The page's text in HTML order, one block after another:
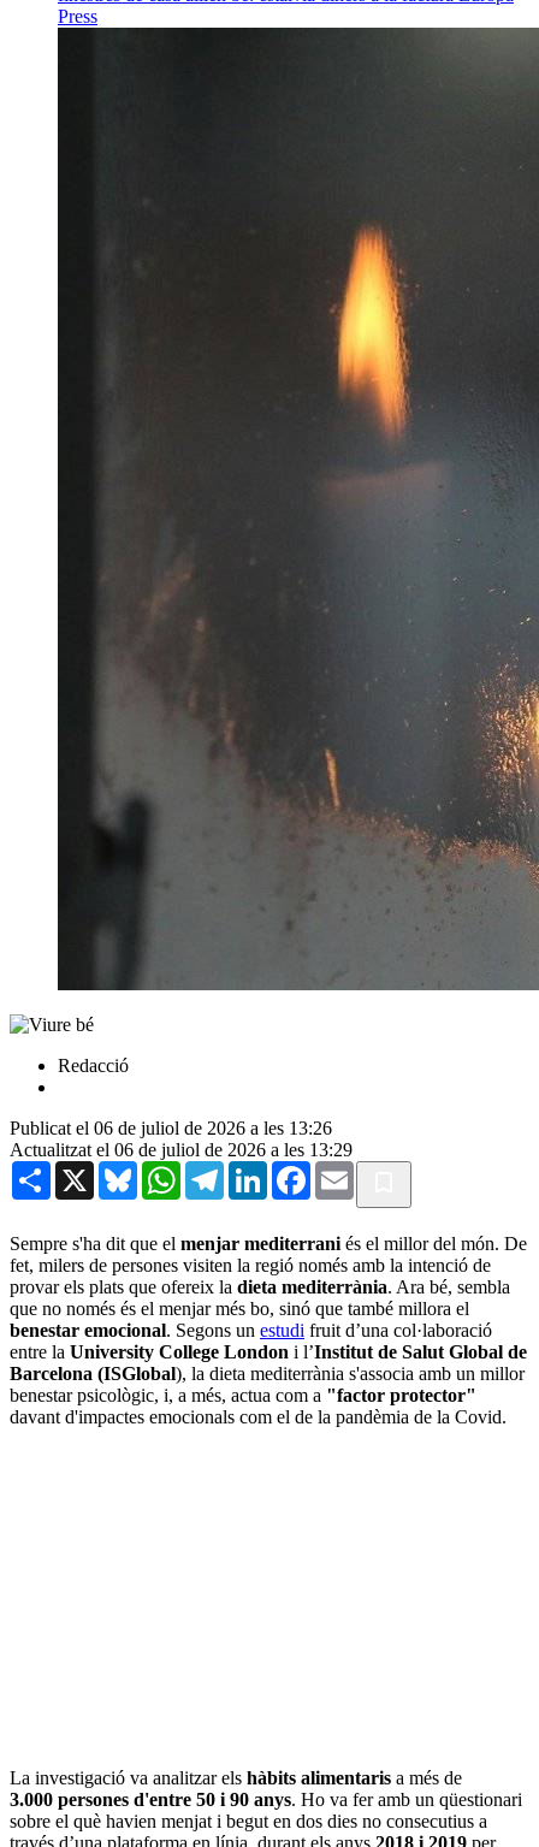
Press
Redacció
Publicat el 06 de juliol de 2026 a les 13:26
Actualitzat el 06 de juliol de 2026 a les 13:29
Share X BlueskyWhatsAppTelegramLinkedInFacebook
Email
Sempre s'ha dit que el menjar mediterrani és el millor del món. De
fet, milers de persones visiten la regió només amb la intenció de
provar els plats que ofereix la dieta mediterrània. Ara bé, sembla
que no només és el menjar més bo, sinó que també millora el
benestar emocional. Segons un estudi fruit d’una col·laboració
entre la University College London i l’Institut de Salut Global de
Barcelona (ISGlobal), la dieta mediterrània s'associa amb un millor
benestar psicològic, i, a més, actua com a "factor protector"
davant d'impactes emocionals com el de la pandèmia de la Covid.
La investigació va analitzar els hàbits alimentaris a més de
3.000 persones d'entre 50 i 90 anys. Ho va fer amb un qüestionari
sobre el què havien menjat i begut en dos dies no consecutius a
través d’una plataforma en línia, durant els anys 2018 i 2019 per,